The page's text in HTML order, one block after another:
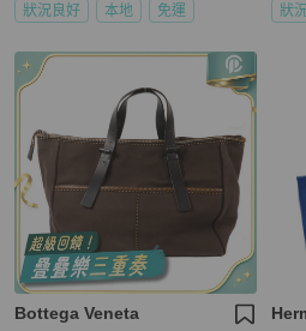
狀況良好 本地 免運 狀
Bottega Veneta